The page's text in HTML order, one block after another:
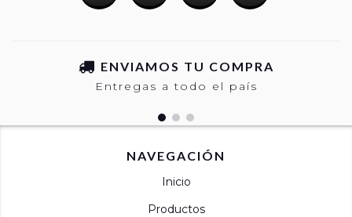
ENVIAMOS TU COMPRA
Entregas a todo el país
NAVEGACIÓN
Inicio
Productos